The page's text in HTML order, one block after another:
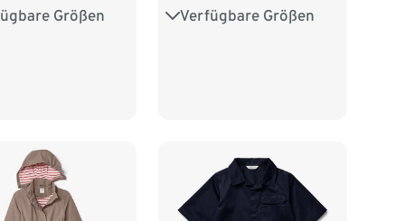
Größen
134/140 Verfügbare Größen
122/128 134/140